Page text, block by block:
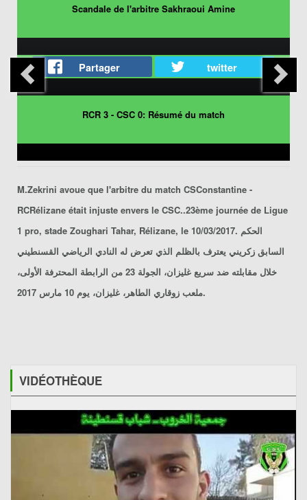
Scandale de l'arbitre Sakhraoui Amine
Partager twitter
RCR 3 - CSC 0: Résumé du match
M.Zekrini avoue que l'arbitre du match CSConstantine -
RCRélizane était injuste envers le CSC..23ème journée de Ligue
1 pro, stade Zoughari Tahar, Rélizane, le 10/03/2017. الحكم
السابق زكريني يعترف بالظلم الذي تعرض له النادي الرياضي القسنطيني
خلال مقابلته ضد سريع غليزان
، الجولة 23 من الرابطة المحترفة الأولى،
ملعب زوقاري الطاهر، غليزان، يوم 10 مارس 2017.
VIDÉOTHÈQUE